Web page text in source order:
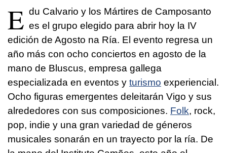
E du Calvario y los Mártires de Camposanto
es el grupo elegido para abrir hoy la IV
edición de Agosto na Ría. El evento regresa un
año más con ocho conciertos en agosto de la
mano de Bluscus, empresa gallega
especializada en eventos y turismo experiencial.
Ocho figuras emergentes deleitarán Vigo y sus
alrededores con sus composiciones. Folk, rock,
pop, indie y una gran variedad de géneros
musicales sonarán en un trayecto por la ría. De